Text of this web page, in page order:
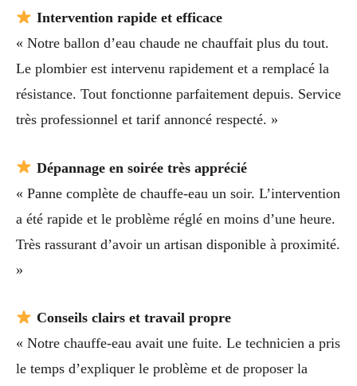
Intervention rapide et efficace
« Notre ballon d’eau chaude ne chauffait plus du tout.
Le plombier est intervenu rapidement et a remplacé la
résistance. Tout fonctionne parfaitement depuis. Service
très professionnel et tarif annoncé respecté. »
Dépannage en soirée très apprécié
« Panne complète de chauffe-eau un soir. L’intervention
a été rapide et le problème réglé en moins d’une heure.
Très rassurant d’avoir un artisan disponible à proximité.
»
Conseils clairs et travail propre
« Notre chauffe-eau avait une fuite. Le technicien a pris
le temps d’expliquer le problème et de proposer la